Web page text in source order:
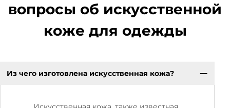
вопросы об искусственной
коже для одежды
Из чего изготовлена искусственная кожа?